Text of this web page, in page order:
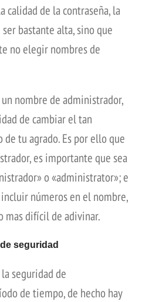
calidad de la contraseña, la
bastante alta, sino que
no elegir nombres de
nombre de administrador,
de cambiar el tan
tu agrado. Es por ello que
es importante que sea
o «administrator»; e
números en el nombre,
mas difícil de adivinar.
seguridad
seguridad de
de tiempo, de hecho hay